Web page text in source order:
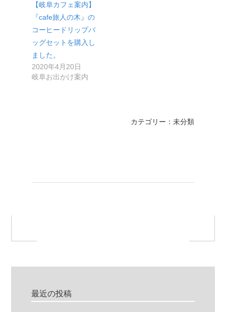
【岐阜カフェ案内】
『cafe旅人の木』の
コーヒードリップバ
ッグセットを購入し
ました。
2020年4月20日
岐阜お出かけ案内
カテゴリー：未分類
最近の投稿